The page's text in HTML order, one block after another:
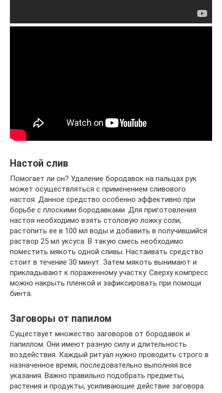
Настой слив
Помогает ли он? Удаление бородавок на пальцах рук
может осуществляться с применением сливового
настоя. Данное средство особенно эффективно при
борьбе с плоскими бородавками. Для приготовления
настоя необходимо взять столовую ложку соли,
растопить ее в 100 мл воды и добавить в получившийся
раствор 25 мл уксуса. В такую смесь необходимо
поместить мякоть одной сливы. Настаивать средство
стоит в течение 30 минут. Затем мякоть вынимают и
прикладывают к пораженному участку. Сверху компресс
можно накрыть пленкой и зафиксировать при помощи
бинта.
Заговоры от папилом
Существует множество заговоров от бородавок и
папиллом. Они имеют разную силу и длительность
воздействия. Каждый ритуал нужно проводить строго в
назначенное время, последовательно выполняя все
указания. Важно правильно подобрать предметы,
растения и продукты, усиливающие действие заговора.